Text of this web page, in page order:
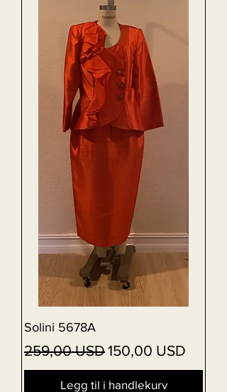
Solini 5678A
Vanlig pris
259,00 USDSalgspris
150,00 USD
Legg til i handlekurv